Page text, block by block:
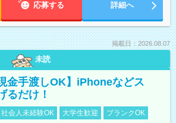
応募する 詳細へ
掲載日：2026.08.07
未読
金手渡しOK】iPhoneなどス
るだけ！
社会人未経験OK 大学生歓迎
ブランクOK